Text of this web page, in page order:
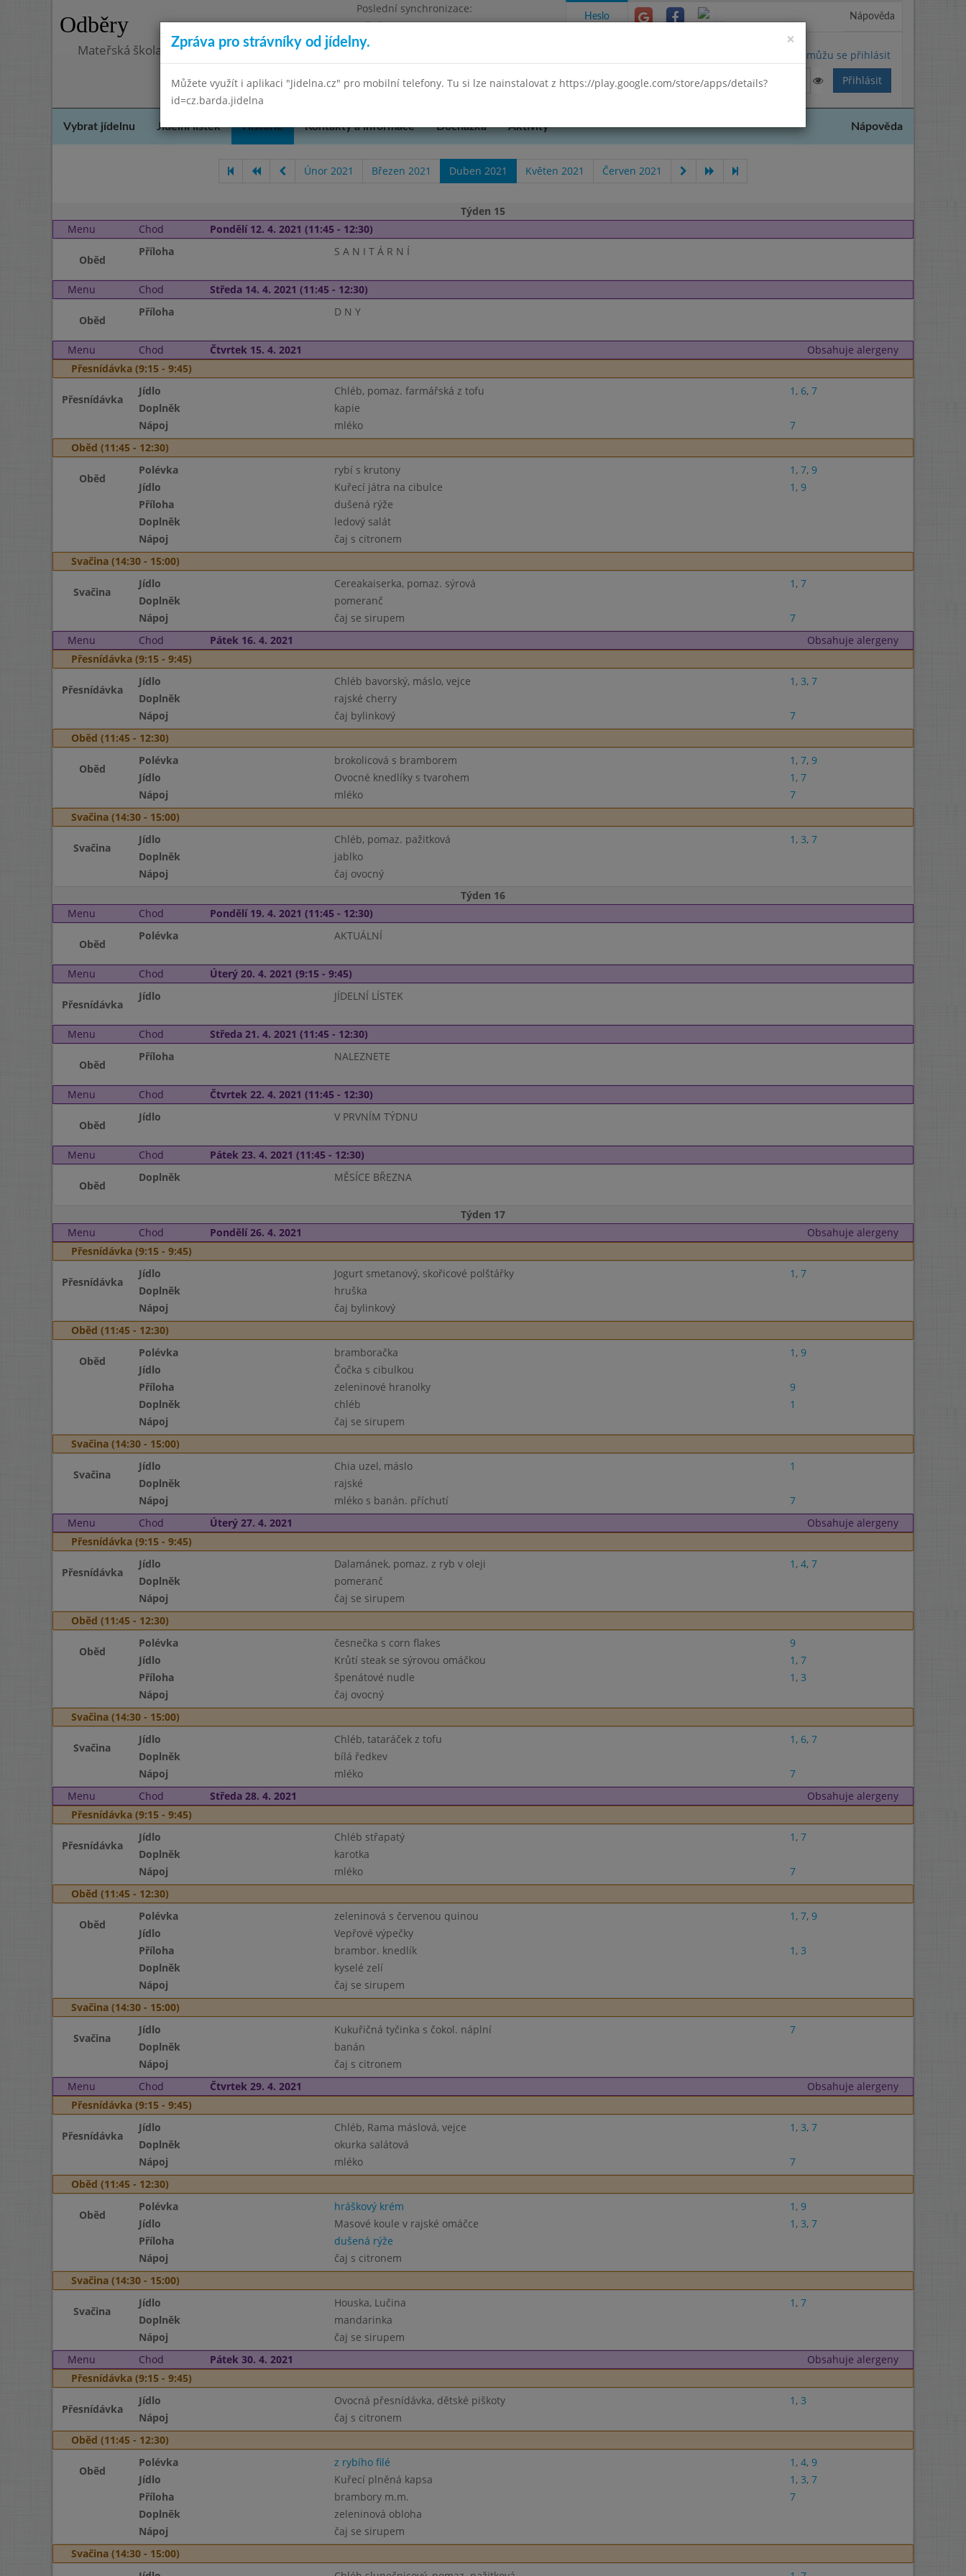
Odběry
Poslední synchronizace:
Středa 8.7.2026 18:35
Mateřská škola, Praha 5 - Barrandov, Lohniského 851, příspěvková organizace
Heslo Nápověda
Nemůžu se přihlásit
Vybrat jídelnu Jídelní lístek Historie Kontakty a informace Docházka Aktivity Nápověda
Únor 2021 Březen 2021 Duben 2021 Květen 2021 Červen 2021
Týden 15
Menu
Chod Pondělí 12. 4. 2021 (11:45 - 12:30)
Oběd
Příloha S A N I T Á R N Í
Menu Chod Středa 14. 4. 2021 (11:45 - 12:30)
Oběd
Příloha D N Y
Menu Chod Čtvrtek 15. 4. 2021
Obsahuje alergeny
Přesnídávka (9:15 - 9:45)
Přesnídávka
Jídlo Chléb, pomaz. farmářská z tofu 1 , 6, 7
Doplněk
kapie
Nápoj
mléko
7
Oběd (11:45 - 12:30)
Oběd
Polévka rybí s krutony 1 , 7, 9
Jídlo
Kuřecí játra na cibulce 1 , 9
Příloha
dušená rýže
Doplněk
ledový salát
Nápoj
čaj s citronem
Svačina (14:30 - 15:00)
Svačina
Jídlo Cereakaiserka, pomaz. sýrová 1 , 7
Doplněk
pomeranč
Nápoj
čaj se sirupem
7
Menu
Chod Pátek 16. 4. 2021
Obsahuje alergeny
Přesnídávka (9:15 - 9:45)
Přesnídávka
Jídlo Chléb bavorský, máslo, vejce 1 , 3, 7
Doplněk
rajské cherry
Nápoj
čaj bylinkový
7
Oběd (11:45 - 12:30)
Oběd
Polévka brokolicová s bramborem 1 , 7, 9
Jídlo
Ovocné knedlíky s tvarohem 1 , 7
Nápoj
mléko
7
Svačina (14:30 - 15:00)
Svačina
Jídlo Chléb, pomaz. pažitková 1 , 3, 7
Doplněk
jablko
Nápoj
čaj ovocný
Týden 16
Menu
Chod Pondělí 19. 4. 2021 (11:45 - 12:30)
Oběd
Polévka AKTUÁLNÍ
Menu Chod Úterý 20. 4. 2021 (9:15 - 9:45)
Přesnídávka
Jídlo JÍDELNÍ LÍSTEK
Menu Chod Středa 21. 4. 2021 (11:45 - 12:30)
Oběd
Příloha NALEZNETE
Menu Chod Čtvrtek 22. 4. 2021 (11:45 - 12:30)
Oběd
Jídlo V PRVNÍM TÝDNU
Menu Chod Pátek 23. 4. 2021 (11:45 - 12:30)
Oběd
Doplněk MĚSÍCE BŘEZNA
Týden 17
Menu
Chod Pondělí 26. 4. 2021
Obsahuje alergeny
Přesnídávka (9:15 - 9:45)
Přesnídávka
Jídlo Jogurt smetanový, skořicové polštářky 1 , 7
Doplněk
hruška
Nápoj
čaj bylinkový
Oběd (11:45 - 12:30)
Oběd
Polévka bramboračka 1 , 9
Jídlo
Čočka s cibulkou
Příloha
zeleninové hranolky
9
Doplněk
chléb
1
Nápoj
čaj se sirupem
Svačina (14:30 - 15:00)
Svačina
Jídlo Chia uzel, máslo
1
Doplněk
rajské
Nápoj
mléko s banán. příchutí
7
Menu
Chod Úterý 27. 4. 2021
Obsahuje alergeny
Přesnídávka (9:15 - 9:45)
Přesnídávka
Jídlo Dalamánek, pomaz. z ryb v oleji 1 , 4, 7
Doplněk
pomeranč
Nápoj
čaj se sirupem
Oběd (11:45 - 12:30)
Oběd
Polévka česnečka s corn flakes
9
Jídlo
Krůtí steak se sýrovou omáčkou 1 , 7
Příloha
špenátové nudle 1 , 3
Nápoj
čaj ovocný
Svačina (14:30 - 15:00)
Svačina
Jídlo Chléb, tataráček z tofu 1 , 6, 7
Doplněk
bílá ředkev
Nápoj
mléko
7
Menu
Chod Středa 28. 4. 2021
Obsahuje alergeny
Přesnídávka (9:15 - 9:45)
Přesnídávka
Jídlo Chléb střapatý 1 , 7
Doplněk
karotka
Nápoj
mléko
7
Oběd (11:45 - 12:30)
Oběd
Polévka zeleninová s červenou quinou 1 , 7, 9
Jídlo
Vepřové výpečky
Příloha
brambor. knedlík 1 , 3
Doplněk
kyselé zelí
Nápoj
čaj se sirupem
Svačina (14:30 - 15:00)
Svačina
Jídlo Kukuřičná tyčinka s čokol. náplní
7
Doplněk
banán
Nápoj
čaj s citronem
Menu
Chod Čtvrtek 29. 4. 2021
Obsahuje alergeny
Přesnídávka (9:15 - 9:45)
Přesnídávka
Jídlo Chléb, Rama máslová, vejce 1 , 3, 7
Doplněk
okurka salátová
Nápoj
mléko
7
Oběd (11:45 - 12:30)
Oběd
Polévka hráškový krém 1 , 9
Jídlo
Masové koule v rajské omáčce 1 , 3, 7
Příloha
dušená rýže
Nápoj
čaj s citronem
Svačina (14:30 - 15:00)
Svačina
Jídlo Houska, Lučina 1 , 7
Doplněk
mandarinka
Nápoj
čaj se sirupem
Menu
Chod Pátek 30. 4. 2021
Obsahuje alergeny
Přesnídávka (9:15 - 9:45)
Přesnídávka
Jídlo Ovocná přesnídávka, dětské piškoty 1 , 3
Nápoj
čaj s citronem
Oběd (11:45 - 12:30)
Oběd
Polévka z rybího filé 1 , 4, 9
Jídlo
Kuřecí plněná kapsa 1 , 3, 7
Příloha
brambory m.m.
7
Doplněk
zeleninová obloha
Nápoj
čaj se sirupem
Svačina (14:30 - 15:00)
×
Zpráva pro strávníky od jídelny.
Můžete využít i aplikaci "Jidelna.cz" pro mobilní telefony. Tu si lze nainstalovat z https://play.google.com/store/apps/details?
id=cz.barda.jidelna